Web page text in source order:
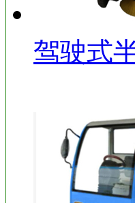
驾驶式